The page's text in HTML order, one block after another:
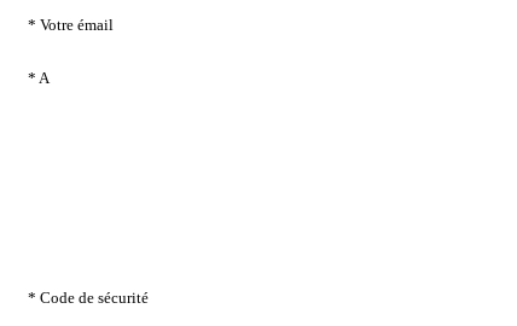
* Votre émail
* A
* Code de sécurité